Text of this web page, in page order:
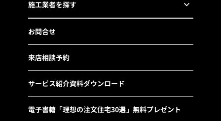
施工業者を探す
お問合せ
来店相談予約
サービス紹介資料ダウンロード
電子書籍「理想の注文住宅30選」無料プレゼント